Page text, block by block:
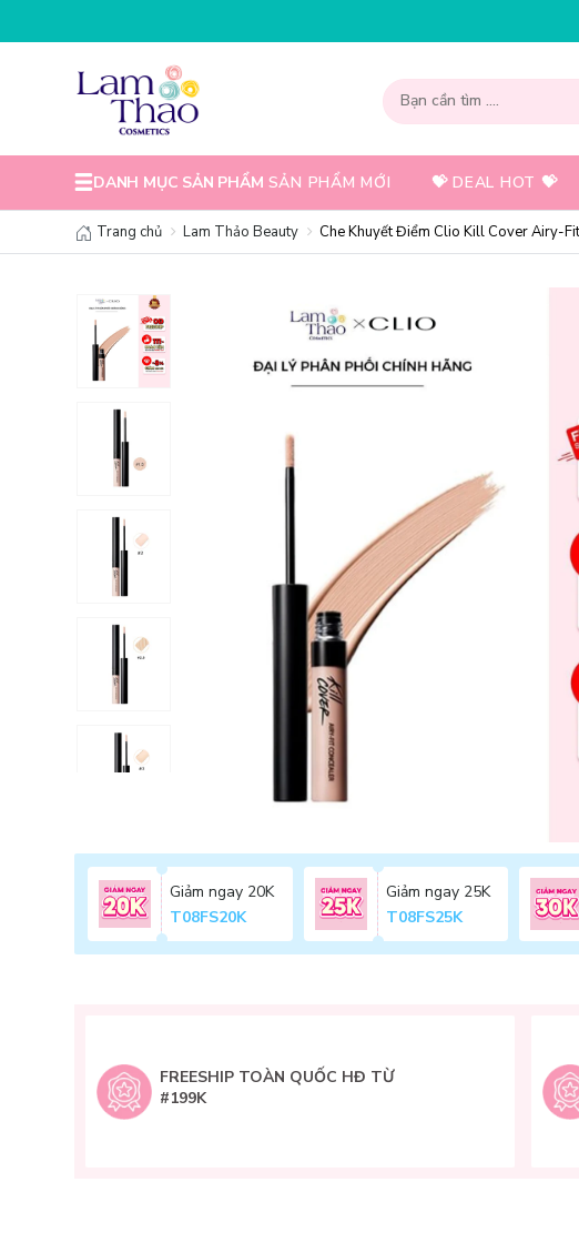
DANH MỤC SẢN PHẨM SẢN PHẨM MỚI 💝 DEAL HOT 💝
Trang chủ Lam Thảo Beauty Che Khuyết Điểm Clio Kill Cover Airy-
Giảm ngay 20K
T08FS20K
Giảm ngay 25K
T08FS25K
FREESHIP TOÀN QUỐC HĐ TỪ
#199K